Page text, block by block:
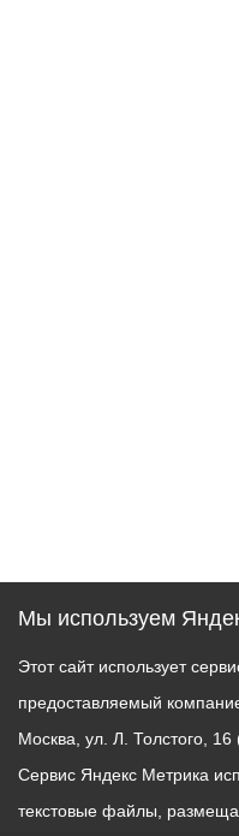
Мы используем
Этот сайт использует
предоставляемый
Москва, ул. Л. Толстого,
Сервис Яндекс Метрика
текстовые файлы,